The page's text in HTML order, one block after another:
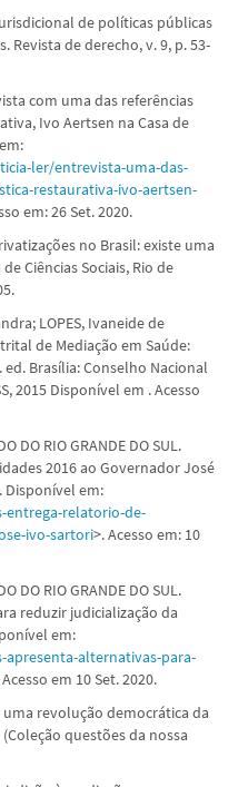
de políticas públicas
Revista de derecho, v. 9, p. 53-
com uma das referências
Ivo Aertsen na Casa de
ler/entrevista-uma-das-
restaurativa-ivo-aertsen-
em: 26 Set. 2020.
no Brasil: existe uma
Ciências Sociais, Rio de
LOPES, Ivaneide de
de Mediação em Saúde:
Brasília: Conselho Nacional
2015 Disponível em . Acesso
DO RIO GRANDE DO SUL.
2016 ao Governador José
Disponível em:
entrega-relatorio-de-
ivo-sartori>. Acesso em: 10
DO RIO GRANDE DO SUL.
reduzir judicialização da
em:
alternativas-para-
Acesso em 10 Set. 2020.
uma revolução democrática da
questões da nossa